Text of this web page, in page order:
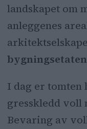
landskapet om
anleggenes
bygningsetaten
I dag er tomten
gresskledd voll
Bevaring av